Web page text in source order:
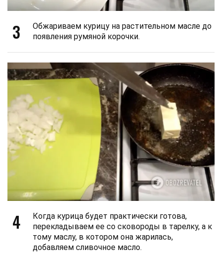
3
Обжариваем курицу на растительном масле до
появления румяной корочки.
4
Когда курица будет практически готова,
перекладываем ее со сковороды в тарелку, а к
тому маслу, в котором она жарилась,
добавляем сливочное масло.